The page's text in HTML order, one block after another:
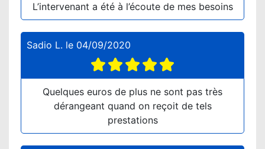
L’intervenant a été à l’écoute de mes besoins
Sadio L. le 04/09/2020
Quelques euros de plus ne sont pas très
dérangeant quand on reçoit de tels
prestations